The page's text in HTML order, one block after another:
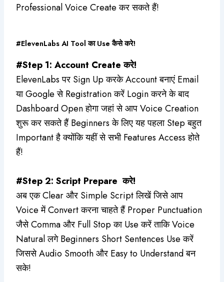
Professional Voice Create कर सकते हैं!
#ElevenLabs AI Tool का Use कैसे करे!
#Step 1: Account Create करे!
ElevenLabs पर Sign Up करके Account बनाएं Email
या Google से Registration करें Login करने के बाद
Dashboard Open होगा जहां से आप Voice Creation
शुरू कर सकते हैं Beginners के लिए यह पहला Step बहुत
Important है क्योंकि यहीं से सभी Features Access होते
हैं!
#Step 2: Script Prepare करे!
अब एक Clear और Simple Script लिखें जिसे आप
Voice में Convert करना चाहते हैं Proper Punctuation
जैसे Comma और Full Stop का Use करें ताकि Voice
Natural लगे Beginners Short Sentences Use करें
जिससे Audio Smooth और Easy to Understand बन
सके!